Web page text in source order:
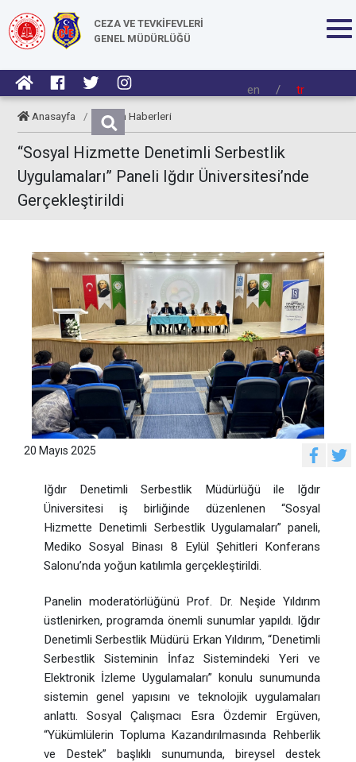
CEZA VE TEVKİFEVLERİ
GENEL MÜDÜRLÜĞÜ
en / tr
Anasayfa / Kurum Haberleri
“Sosyal Hizmette Denetimli Serbestlik
Uygulamaları” Paneli Iğdır Üniversitesi’nde
Gerçekleştirildi
20 Mayıs 2025
Iğdır Denetimli Serbestlik Müdürlüğü ile Iğdır
Üniversitesi iş birliğinde düzenlenen “Sosyal
Hizmette Denetimli Serbestlik Uygulamaları” paneli,
Mediko Sosyal Binası 8 Eylül Şehitleri Konferans
Salonu’nda yoğun katılımla gerçekleştirildi.
Panelin moderatörlüğünü Prof. Dr. Neşide Yıldırım
üstlenirken, programda önemli sunumlar yapıldı. Iğdır
Denetimli Serbestlik Müdürü Erkan Yıldırım, “Denetimli
Serbestlik Sisteminin İnfaz Sistemindeki Yeri ve
Elektronik İzleme Uygulamaları” konulu sunumunda
sistemin genel yapısını ve teknolojik uygulamaları
anlattı. Sosyal Çalışmacı Esra Özdemir Ergüven,
“Yükümlülerin Topluma Kazandırılmasında Rehberlik
ve Destek” başlıklı sunumunda, bireysel destek